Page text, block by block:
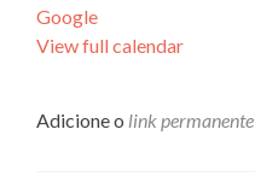
Presencial
Google
View full calendar
Adicione o link permanente